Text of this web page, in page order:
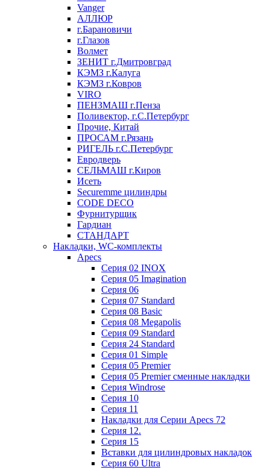
Vanger
АЛЛЮР
г.Барановичи
г.Глазов
Волмет
ЗЕНИТ г.Дмитровград
КЭМЗ г.Калуга
КЭМЗ г.Ковров
VIRO
ПЕНЗМАШ г.Пенза
Поливектор, г.С.Петербург
Прочие, Китай
ПРОСАМ г.Рязань
РИГЕЛЬ г.С.Петербург
Евродверь
СЕЛЬМАШ г.Киров
Исеть
Securemme цилиндры
CODE DECO
Фурнитурщик
Гардиан
СТАНДАРТ
Накладки, WC-комплекты
Apecs
Cерия 02 INOX
Cерия 05 Imagination
Cерия 06
Cерия 07 Standard
Cерия 08 Basic
Cерия 08 Megapolis
Cерия 09 Standard
Cерия 24 Standard
Серия 01 Simple
Серия 05 Premier
Серия 05 Premier сменные накладки
Cерия Windrose
Серия 10
Серия 11
Накладки для Серии Apecs 72
Серия 12.
Серия 15
Вставки для цилиндровых накладок
Серия 60 Ultra